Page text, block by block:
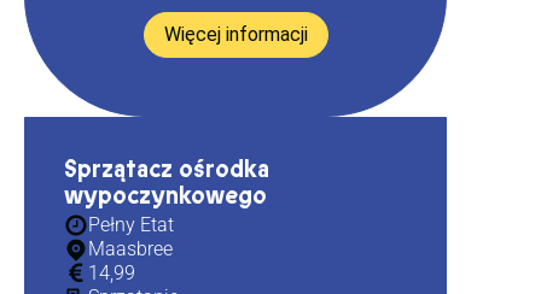
Więcej informacji
Sprzątacz ośrodka
wypoczynkowego
Pełny Etat
Maasbree
14,99